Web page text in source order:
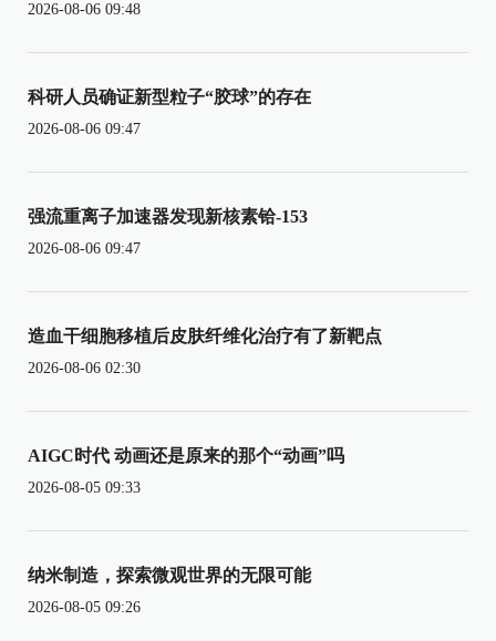
2026-08-06 09:48
科研人员确证新型粒子“胶球”的存在
2026-08-06 09:47
强流重离子加速器发现新核素铪-153
2026-08-06 09:47
造血干细胞移植后皮肤纤维化治疗有了新靶点
2026-08-06 02:30
AIGC时代 动画还是原来的那个“动画”吗
2026-08-05 09:33
纳米制造，探索微观世界的无限可能
2026-08-05 09:26